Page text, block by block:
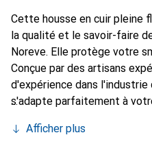
Cette housse en cuir pleine
la qualité et le savoir-faire
Noreve. Elle protège votre
Conçue par des artisans
d'expérience dans l'industrie
s'adapte parfaitement à
Elle devient l'accessoire
Afficher plus